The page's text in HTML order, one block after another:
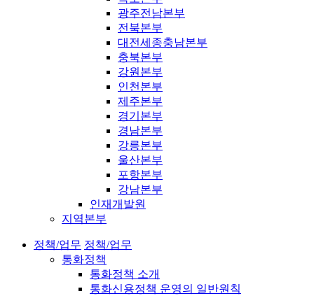
광주전남본부
전북본부
대전세종충남본부
충북본부
강원본부
인천본부
제주본부
경기본부
경남본부
강릉본부
울산본부
포항본부
강남본부
인재개발원
지역본부
정책/업무 정책/업무
통화정책
통화정책 소개
통화신용정책 운영의 일반원칙